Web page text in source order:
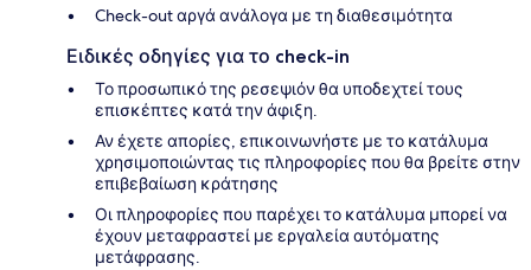
Check-out αργά ανάλογα με τη διαθεσιμότητα
Ειδικές οδηγίες για το check-in
Το προσωπικό της ρεσεψιόν θα υποδεχτεί τους
επισκέπτες κατά την άφιξη.
Αν έχετε απορίες, επικοινωνήστε με το κατάλυμα
χρησιμοποιώντας τις πληροφορίες που θα βρείτε στην
επιβεβαίωση κράτησης
Οι πληροφορίες που παρέχει το κατάλυμα μπορεί να
έχουν μεταφραστεί με εργαλεία αυτόματης
μετάφρασης.